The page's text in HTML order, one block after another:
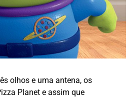
olhos e uma antena, os
Planet e assim que